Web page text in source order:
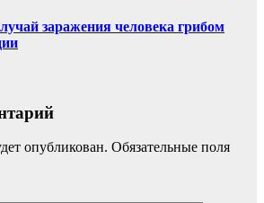
заражения человека грибом
опубликован. Обязательные поля